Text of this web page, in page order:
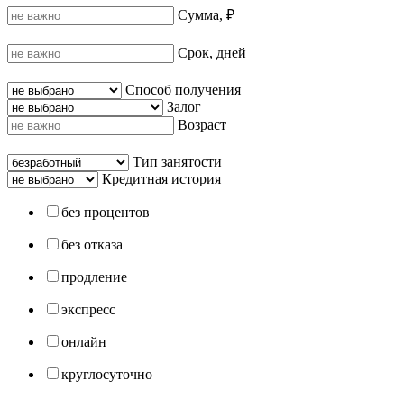
Сумма, ₽
Срок, дней
Способ получения
Залог
Возраст
Тип занятости
Кредитная история
без процентов
без отказа
продление
экспресс
онлайн
круглосуточно